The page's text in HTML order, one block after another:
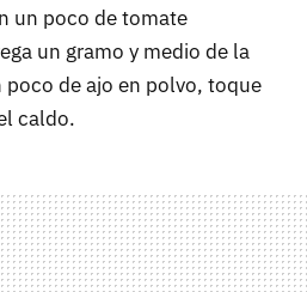
un poco de tomate
un gramo y medio de la
poco de ajo en polvo, toque
caldo.